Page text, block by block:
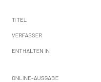
TITEL
VERFASSER
ENTHALTEN IN
ONLINE-AUSGABE